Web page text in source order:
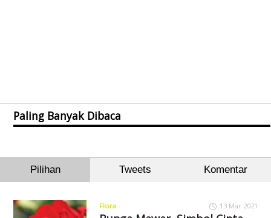
Paling Banyak Dibaca
Pilihan Tweets Komentar
Flora 13 Mar 2021